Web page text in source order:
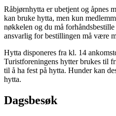
Råbjørnhytta er ubetjent og åpnes
kan bruke hytta, men kun
nøkkelen og du må
ansvarlig for bestillingen må være
Hytta disponeres fra kl. 14
Turistforeningens hytter brukes til
til å ha fest på hytta. Hunder kan
hytta.
Dagsbesøk